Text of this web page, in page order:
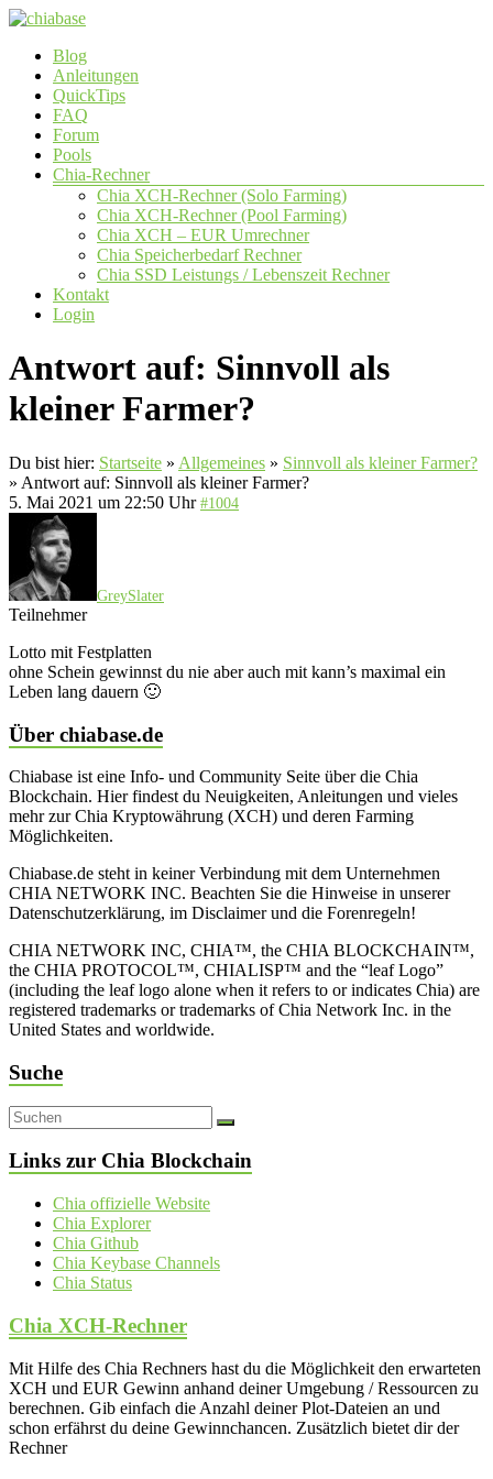
Zum
springen
chiabase
CHIA
Info-
Community
Seite
Menü
Blog
Anleitungen
QuickTips
FAQ
Forum
Pools
Chia-Rechner
Chia XCH-Rechner (Solo Farming)
Chia XCH-Rechner (Pool Farming)
Chia XCH – EUR Umrechner
Chia Speicherbedarf Rechner
Chia SSD Leistungs / Lebenszeit Rechner
Kontakt
Login
Antwort auf: Sinnvoll als
kleiner Farmer?
Du bist hier: Startseite » Allgemeines » Sinnvoll als kleiner Farmer?
» Antwort auf: Sinnvoll als kleiner Farmer?
5. Mai 2021 um 22:50 Uhr #1004
GreySlater
Teilnehmer
Lotto mit Festplatten
ohne Schein gewinnst du nie aber auch mit kann’s maximal ein
Leben lang dauern 🙂
Über chiabase.de
Chiabase ist eine Info- und Community Seite über die Chia
Blockchain. Hier findest du Neuigkeiten, Anleitungen und vieles
mehr zur Chia Kryptowährung (XCH) und deren Farming
Möglichkeiten.
Chiabase.de steht in keiner Verbindung mit dem Unternehmen
CHIA NETWORK INC. Beachten Sie die Hinweise in unserer
Datenschutzerklärung, im Disclaimer und die Forenregeln!
CHIA NETWORK INC, CHIA™, the CHIA BLOCKCHAIN™,
the CHIA PROTOCOL™, CHIALISP™ and the “leaf Logo”
(including the leaf logo alone when it refers to or indicates Chia) are
registered trademarks or trademarks of Chia Network Inc. in the
United States and worldwide.
Suche
Links zur Chia Blockchain
Chia offizielle Website
Chia Explorer
Chia Github
Chia Keybase Channels
Chia Status
Chia XCH-Rechner
Mit Hilfe des Chia Rechners hast du die Möglichkeit den erwarteten
XCH und EUR Gewinn anhand deiner Umgebung / Ressourcen zu
berechnen. Gib einfach die Anzahl deiner Plot-Dateien an und
schon erfährst du deine Gewinnchancen. Zusätzlich bietet dir der
Rechner